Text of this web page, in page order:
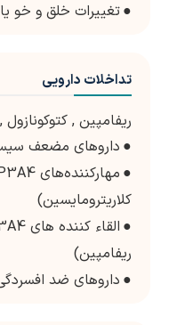
●تغییرات خلق و خو
تداخلات دارویی
ریفامپین , کتوکونازول ,
● داروهای مضعف
●
کلاریترومایسین)
●
ریفامپین)
● داروهای ضد